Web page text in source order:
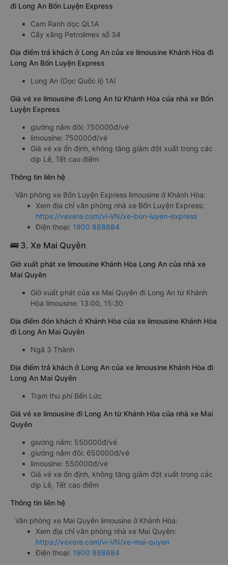
đi Long An Bốn Luyện Express
Cam Ranh dọc QL1A
Cây xăng Petrolimex số 34
Địa điểm trả khách ở Long An của xe limousine Khánh Hòa đi
Long An Bốn Luyện Express
Long An (Dọc Quốc lộ 1A)
Giá vé xe limousine đi Long An từ Khánh Hòa của nhà xe Bốn
Luyện Express
giường nằm đôi: 750000đ/vé
limousine: 750000đ/vé
Giá vé xe ổn định, không tăng giảm đột xuất trong các
dịp Lễ, Tết cao điểm
Thông tin liên hệ
Văn phòng xe Bốn Luyện Express limousine ở Khánh Hòa:
Xem địa chỉ văn phòng nhà xe Bốn Luyện Express:
https://vexere.com/vi-VN/xe-bon-luyen-express
Điện thoại: 1900 888684
🚌 3. Xe Mai Quyên
Giờ xuất phát xe limousine Khánh Hòa Long An của nhà xe
Mai Quyên
Giờ xuất phát của xe Mai Quyên đi Long An từ Khánh
Hòa limousine: 13:00, 15:30
Địa điểm đón khách ở Khánh Hòa của xe limousine Khánh Hòa
đi Long An Mai Quyên
Ngã 3 Thành
Địa điểm trả khách ở Long An của xe limousine Khánh Hòa đi
Long An Mai Quyên
Trạm thu phí Bến Lức
Giá vé xe limousine đi Long An từ Khánh Hòa của nhà xe Mai
Quyên
giường nằm: 550000đ/vé
giường nằm đôi: 650000đ/vé
limousine: 550000đ/vé
Giá vé xe ổn định, không tăng giảm đột xuất trong các
dịp Lễ, Tết cao điểm
Thông tin liên hệ
Văn phòng xe Mai Quyên limousine ở Khánh Hòa:
Xem địa chỉ văn phòng nhà xe Mai Quyên:
https://vexere.com/vi-VN/xe-mai-quyen
Điện thoại: 1900 888684